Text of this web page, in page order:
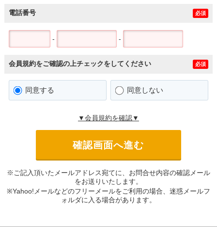
電話番号 必須
- -
会員規約をご確認の上チェックをしてください 必須
同意する 同意しない
▼会員規約を確認▼
※ご記入頂いたメールアドレス宛てに、お問合せ内容の確認メール
をお送りいたします。
※Yahoo!メールなどのフリーメールをご利用の場合、迷惑メールフ
ォルダに入る場合があります。